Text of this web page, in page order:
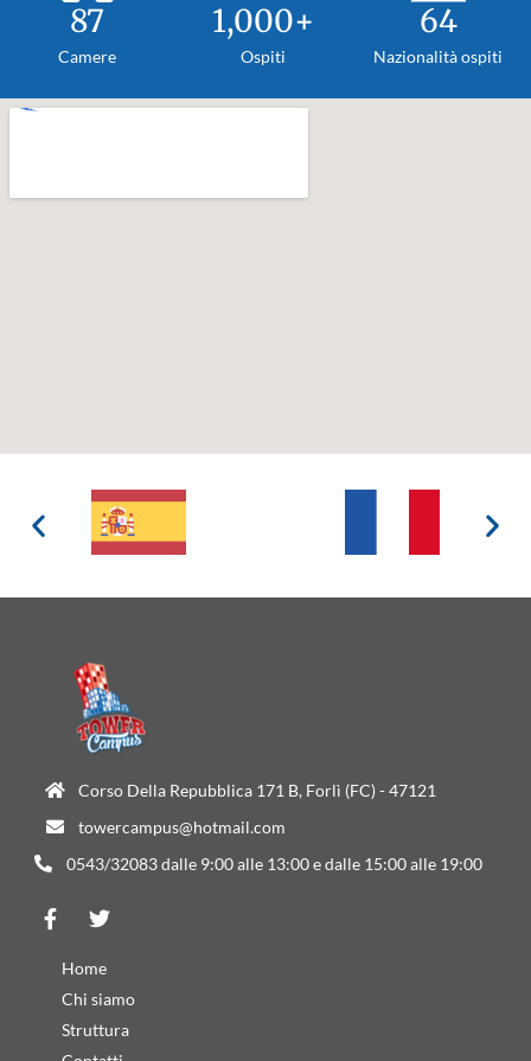
Camere
92
Ospiti
1,000+
Nazionalità ospiti
64
Corso Della Repubblica 171 B, Forlì (FC) - 47121
towercampus@hotmail.com
0543/32083 dalle 9:00 alle 13:00 e dalle 15:00 alle 19:00
Home
Chi siamo
Struttura